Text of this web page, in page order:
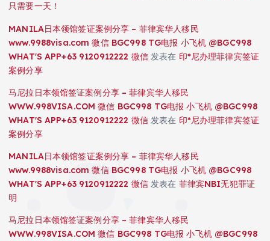
只需要一天！
MANILA日本领馆签证案例分享 – 菲律宾华人移民
www.9988visa.com 微信 BGC998 TG电报 小飞机 @BGC998
WHAT'S APP+63 9120912222 微信发表在 印*尼办理菲律宾签证
案例分享
马尼拉日本领馆签证案例分享 – 菲律宾华人移民
WWW.998VISA.COM 微信 BGC998 TG电报 小飞机 @BGC998
WHAT'S APP+63 9120912222 微信发表在 印*尼办理菲律宾签证
案例分享
MANILA日本领馆签证案例分享 – 菲律宾华人移民
www.9988visa.com 微信 BGC998 TG电报 小飞机 @BGC998
WHAT'S APP+63 9120912222 微信发表在 菲律宾NBI无犯罪证
明
马尼拉日本领馆签证案例分享 – 菲律宾华人移民
WWW.998VISA.COM 微信 BGC998 TG电报 小飞机 @BGC998